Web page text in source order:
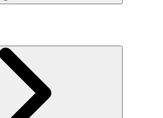
リティの取り組み（日本）
ティの取り組み（米国/英語）
ヒストリー
採用情報